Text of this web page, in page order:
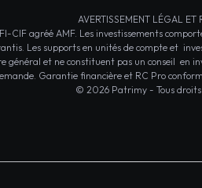
AVERTISSEMENT LÉGAL ET
agréé AMF. Les investissements
Les supports en unités de compte et
et ne constituent pas un conseil en
Garantie financière et RC Pro
© 2026 Patrimy - Tous droits